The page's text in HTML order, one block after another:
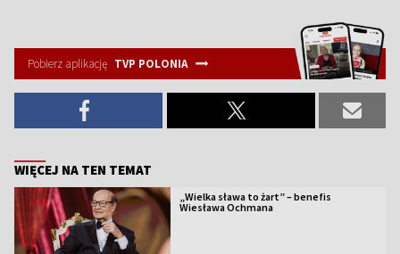
Pobierz aplikację TVP POLONIA
WIĘCEJ NA TEN TEMAT
„Wielka sława to żart” – benefis
Wiesława Ochmana